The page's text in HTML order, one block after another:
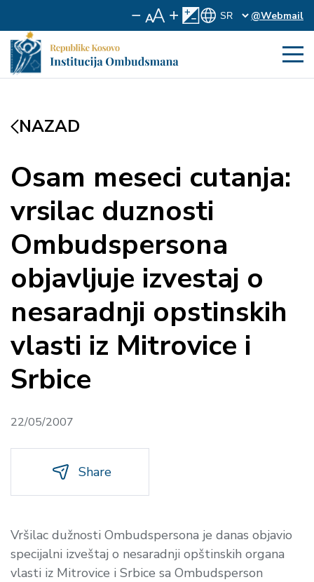
@Webmail
NAZAD
Osam meseci cutanja:
vrsilac duznosti
Ombudspersona
objavljuje izvestaj o
nesaradnji opstinskih
vlasti iz Mitrovice i
Srbice
22/05/2007
Share
Vršilac dužnosti Ombudspersona je danas objavio
specijalni izveštaj o nesaradnji opštinskih organa
vlasti iz Mitrovice i Srbice sa Ombudsperson